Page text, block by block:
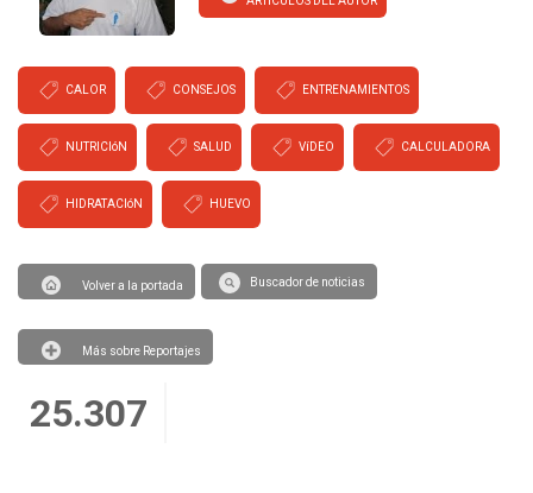
CALOR CONSEJOS ENTRENAMIENTOS
NUTRICIóN SALUD VíDEO CALCULADORA
HIDRATACIóN HUEVO
Volver a la portada Buscador de noticias
Más sobre Reportajes
25.307